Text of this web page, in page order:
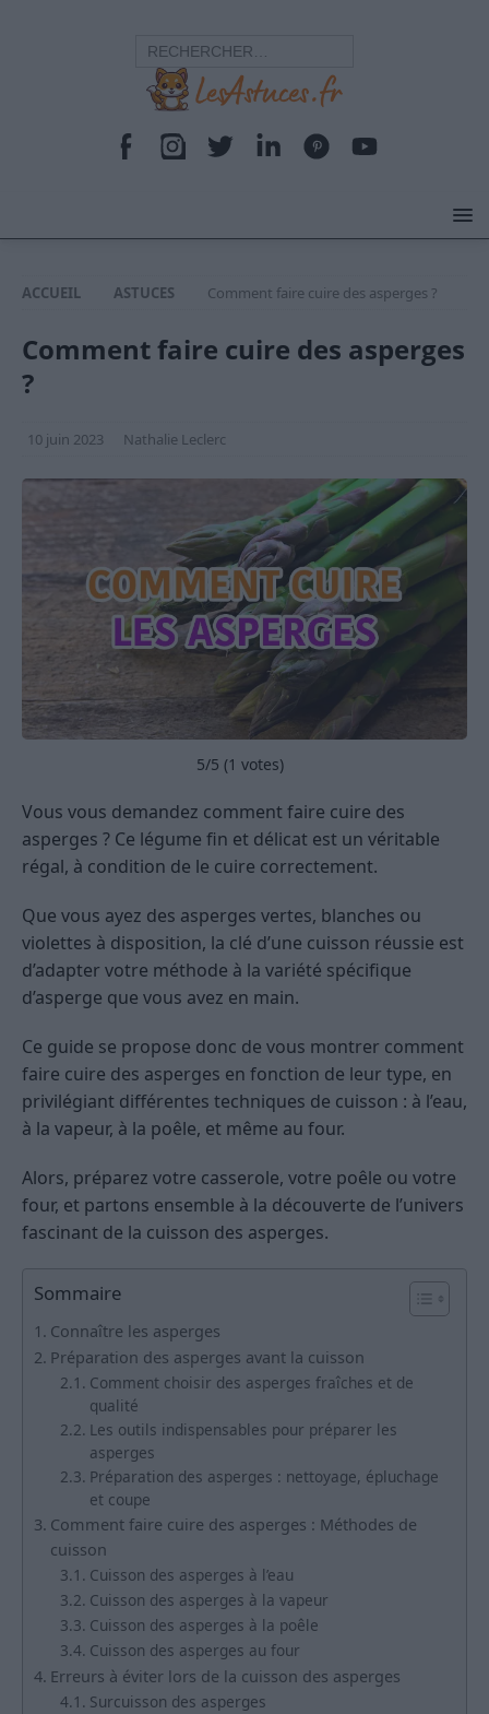
ACCUEIL ASTUCES Comment faire cuire des asperges ?
Comment faire cuire des asperges
?
10 juin 2023 Nathalie Leclerc
5/5 (1 votes)
Vous vous demandez comment faire cuire des
asperges ? Ce légume fin et délicat est un véritable
régal, à condition de le cuire correctement.
Que vous ayez des asperges vertes, blanches ou
violettes à disposition, la clé d’une cuisson réussie est
d’adapter votre méthode à la variété spécifique
d’asperge que vous avez en main.
Ce guide se propose donc de vous montrer comment
faire cuire des asperges en fonction de leur type, en
privilégiant différentes techniques de cuisson : à l’eau,
à la vapeur, à la poêle, et même au four.
Alors, préparez votre casserole, votre poêle ou votre
four, et partons ensemble à la découverte de l’univers
fascinant de la cuisson des asperges.
Sommaire
Connaître les asperges
Préparation des asperges avant la cuisson
Comment choisir des asperges fraîches et de
qualité
Les outils indispensables pour préparer les
asperges
Préparation des asperges : nettoyage, épluchage
et coupe
Comment faire cuire des asperges : Méthodes de
cuisson
Cuisson des asperges à l’eau
Cuisson des asperges à la vapeur
Cuisson des asperges à la poêle
Cuisson des asperges au four
Erreurs à éviter lors de la cuisson des asperges
Surcuisson des asperges